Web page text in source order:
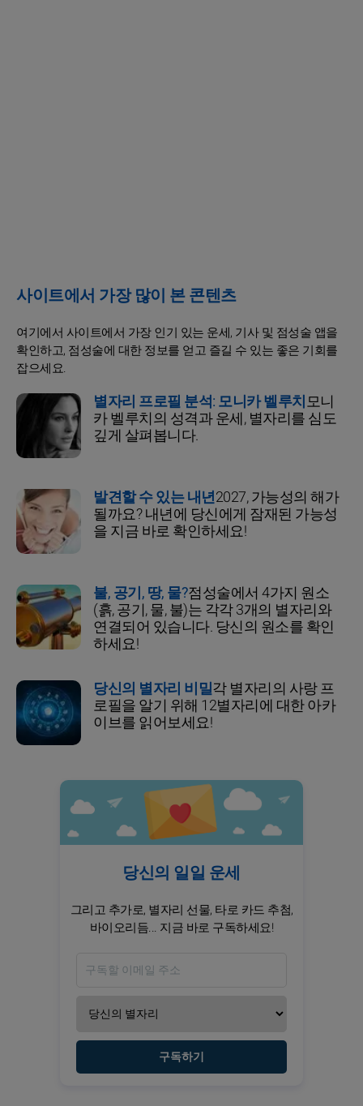
사이트에서 가장 많이 본 콘텐츠
여기에서 사이트에서 가장 인기 있는 운세, 기사 및 점성술 앱을
확인하고, 점성술에 대한 정보를 얻고 즐길 수 있는 좋은 기회를
잡으세요.
별자리 프로필 분석: 모니카 벨루치모니
카 벨루치의 성격과 운세, 별자리를 심도
깊게 살펴봅니다.
발견할 수 있는 내년2027, 가능성의 해가
될까요? 내년에 당신에게 잠재된 가능성
을 지금 바로 확인하세요!
불, 공기, 땅, 물?점성술에서 4가지 원소
(흙, 공기, 물, 불)는 각각 3개의 별자리와
연결되어 있습니다. 당신의 원소를 확인
하세요!
당신의 별자리 비밀각 별자리의 사랑 프
로필을 알기 위해 12별자리에 대한 아카
이브를 읽어보세요!
당신의 일일 운세
그리고 추가로, 별자리 선물, 타로 카드 추첨,
바이오리듬... 지금 바로 구독하세요!
구독하기